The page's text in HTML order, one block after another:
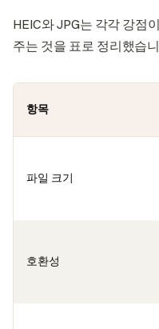
HEIC와 JPG는 각각 강점
주는 것을 표로 정리했습
항목
파일 크기
호환성